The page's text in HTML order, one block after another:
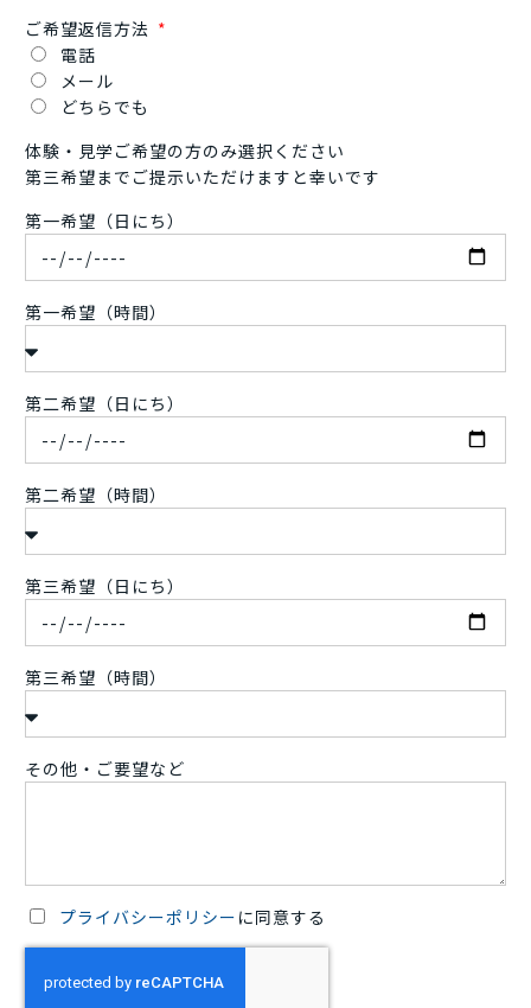
ご希望返信方法
電話
メール
どちらでも
体験・見学ご希望の方のみ選択ください
第三希望までご提示いただけますと幸いです
第一希望（日にち）
第一希望（時間）
第二希望（日にち）
第二希望（時間）
第三希望（日にち）
第三希望（時間）
その他・ご要望など
プライバシーポリシー に同意する